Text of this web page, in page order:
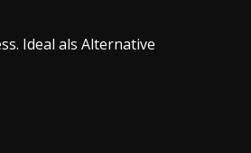
Ideal als Alternative